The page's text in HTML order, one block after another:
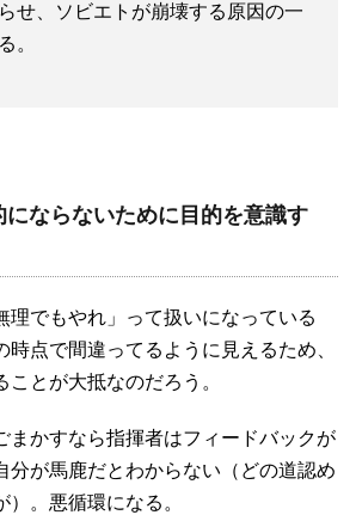
せ、ソビエトが崩壊する原因の一
。
にならないために目的を意識す
理でもやれ」って扱いになっている
時点で間違ってるように見えるため、
とが大抵なのだろう。
まかすなら指揮者はフィードバックが
分が馬鹿だとわからない（どの道認め
。悪循環になる。